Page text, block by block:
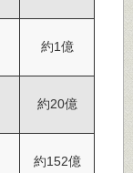
約1億
約20億
約152億